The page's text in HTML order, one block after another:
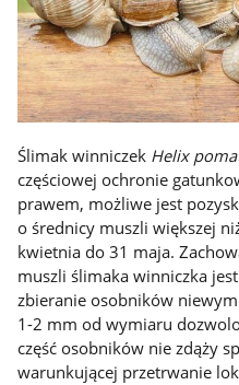
Ślimak winniczek Helix
częściowej ochronie
prawem, możliwe jest
o średnicy muszli większej
kwietnia do 31 maja.
muszli ślimaka winniczka
zbieranie osobników
1-2 mm od wymiaru
część osobników nie zdąży
warunkującej przetrwanie